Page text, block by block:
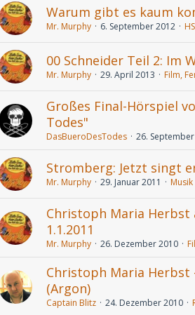
Warum gibt es kaum
Mr. Murphy 6. September 2012
00 Schneider Teil 2: Im
Mr. Murphy 29. April 2013 Film,
Großes Final-Hörspiel
Todes"
DasBueroDesTodes 26. September
Stromberg: Jetzt singt
Mr. Murphy 29. Januar 2011 Musik
Christoph Maria Herbst
1.1.2011
Mr. Murphy 26. Dezember 2010
Christoph Maria Herbst
(Argon)
Captain Blitz 24. Dezember 2010